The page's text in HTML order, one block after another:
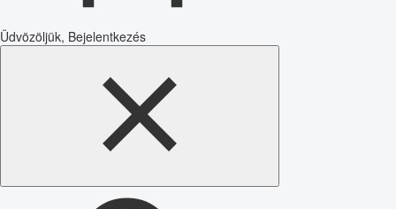
Üdvözöljük, Bejelentkezés